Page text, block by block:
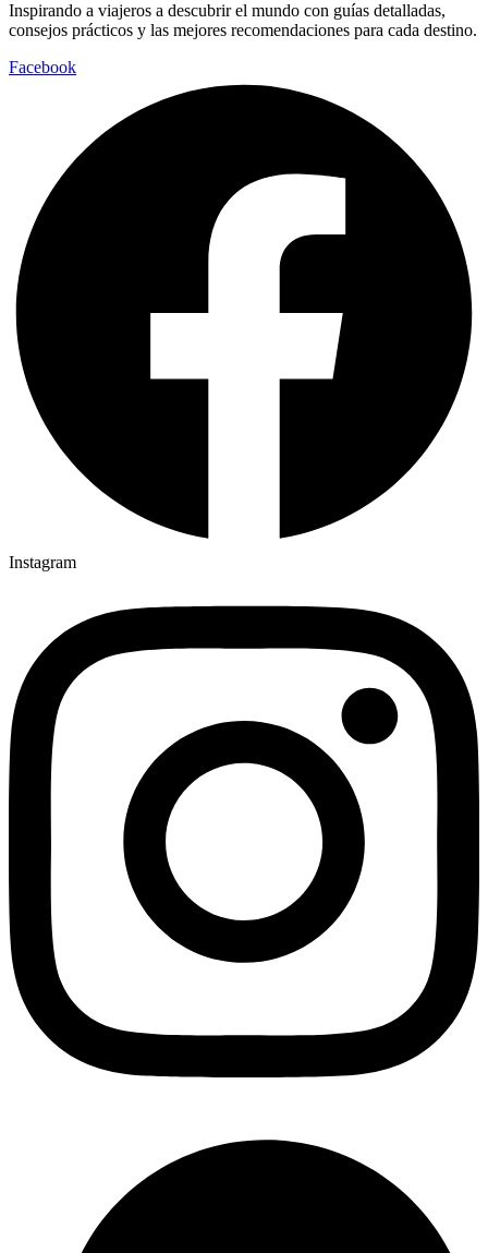
Inspirando a viajeros a descubrir el mundo con guías detalladas,
consejos prácticos y las mejores recomendaciones para cada destino.
Facebook
Instagram